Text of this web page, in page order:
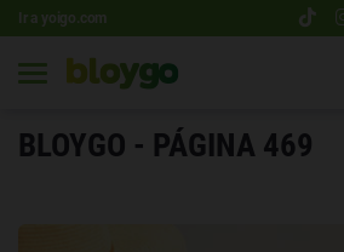
Ir a yoigo.com
BLOYGO - PÁGINA 469